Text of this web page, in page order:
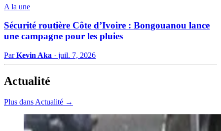
A la une
Sécurité routière Côte d’Ivoire : Bongouanou lance
une campagne pour les pluies
ParKevin Aka · juil. 7, 2026
Actualité
Plus dans Actualité →